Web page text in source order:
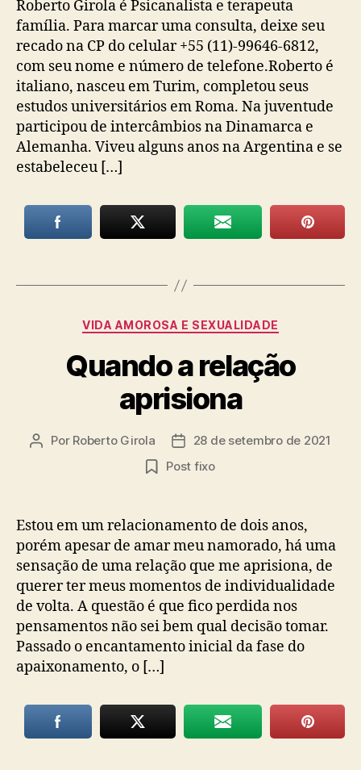
Roberto Girola é Psicanalista e terapeuta
família. Para marcar uma consulta, deixe seu
recado na CP do celular +55 (11)-99646-6812,
com seu nome e número de telefone.Roberto é
italiano, nasceu em Turim, completou seus
estudos universitários em Roma. Na juventude
participou de intercâmbios na Dinamarca e
Alemanha. Viveu alguns anos na Argentina e se
estabeleceu […]
Categorias
VIDA AMOROSA E SEXUALIDADE
Quando a relação
aprisiona
Autor
Por Roberto Girola
Data28 de setembro de 2021
Post fixo
Estou em um relacionamento de dois anos,
porém apesar de amar meu namorado, há uma
sensação de uma relação que me aprisiona, de
querer ter meus momentos de individualidade
de volta. A questão é que fico perdida nos
pensamentos não sei bem qual decisão tomar.
Passado o encantamento inicial da fase do
apaixonamento, o […]